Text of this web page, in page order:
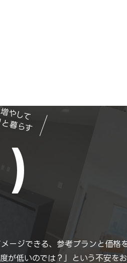
やして
暮らす
ージできる、参考プランと価格を
が低いのでは？」という不安を